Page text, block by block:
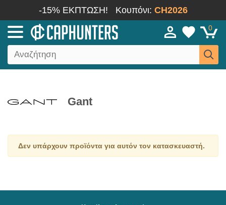
-15% ΕΚΠΤΩΣΗ! Κουπόνι: CH2026
0
Gant
Δεν υπάρχουν προϊόντα για αυτόν τον κατασκευαστή.